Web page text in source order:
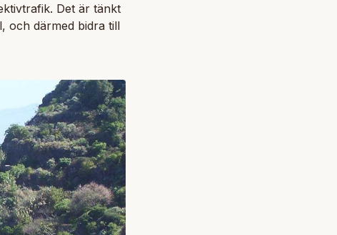
Det är tänkt
och därmed bidra till